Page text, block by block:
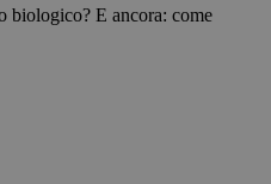
biologico? E ancora: come